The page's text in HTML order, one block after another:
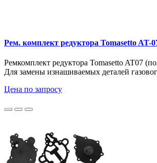
Рем. комплект редуктора Tomasetto AT-
Ремкомплект редуктора Tomasetto AT07
Для замены изнашиваемых деталей
Цена по запросу